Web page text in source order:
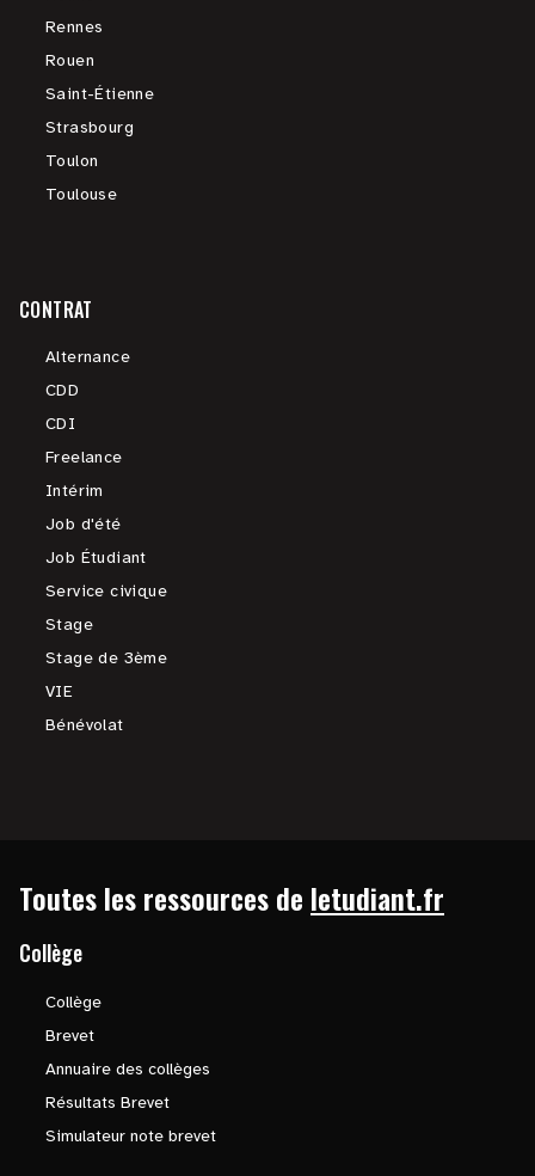
Rennes
Rouen
Saint-Étienne
Strasbourg
Toulon
Toulouse
CONTRAT
Alternance
CDD
CDI
Freelance
Intérim
Job d'été
Job Étudiant
Service civique
Stage
Stage de 3ème
VIE
Bénévolat
Toutes les ressources de letudiant.fr
Collège
Collège
Brevet
Annuaire des collèges
Résultats Brevet
Simulateur note brevet